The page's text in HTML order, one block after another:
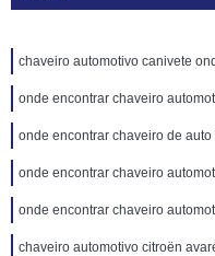
chaveiro automotivo canivete
onde encontrar chaveiro
onde encontrar chaveiro de auto
onde encontrar chaveiro
onde encontrar chaveiro
chaveiro automotivo citroën